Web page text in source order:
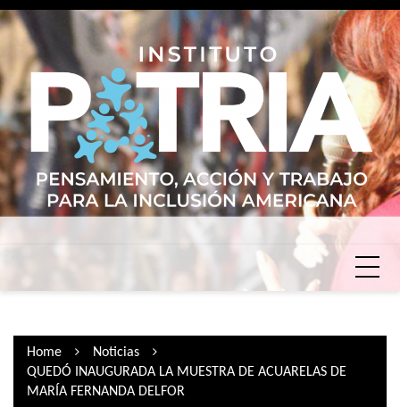
Skip
to
content
Home
Noticias
QUEDÓ INAUGURADA LA MUESTRA DE ACUARELAS DE
MARÍA FERNANDA DELFOR